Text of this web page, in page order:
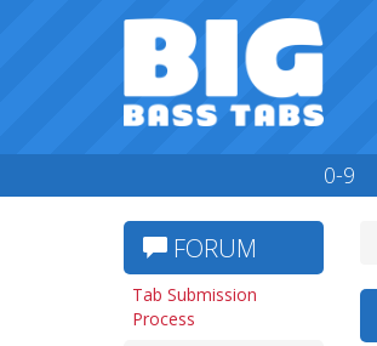
0-9
FORUM
Tab Submission
Process